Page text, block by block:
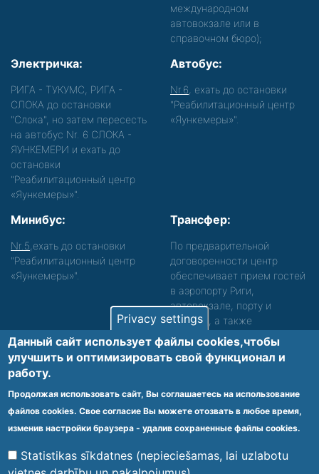
международном
автовокзале или в
справочном бюро);
Электричка:
РИГА - ТУКУМС, РИГА -
СЛОКА до остановки
"Слока", но затем пересесть
на автобус Nr. 6 СЛОКА -
ЯУНКЕМЕРИ и ехать до
остановки
"Реабилитационный центр
«Яункемеры»".
Автобус:
Nr.6 , ехать до остановки
"Реабилитационный центр
«Яункемеры»".
Минибус:
Nr.5 ,ехать до остановки
"Реабилитационный центр
«Яункемеры»".
Трансфер:
По предварительной
договоренности центр
обеспечивает прием гостей
в аэропорту Риги,
автовокзале, порту и
вокзале, а также
сопровождение. Просьба
звонить, чтобы уточнить
детали.
Обеспечиваем доступность среды для лиц с
функциональными нарушениями.
Footer
menu
Vietnes karte Noteikumi un privātuma politika
Privacy settings
Данный сайт использует файлы cookies,чтобы
улучшить и оптимизировать cвой функционал и
работу.
Продолжая использовать сайт, Вы соглашаетесь на использование
файлов cookies. Свое согласие Вы можете отозвать в любое время,
изменив настройки браузера - удалив сохраненные файлы cookies.
Statistikas sīkdatnes (nepieciešamas, lai uzlabotu